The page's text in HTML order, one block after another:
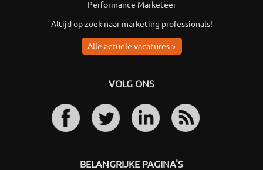
Performance Marketeer
Altijd op zoek naar marketing professionals!
Alle actuele vacatures >
VOLG ONS
BELANGRIJKE PAGINA'S